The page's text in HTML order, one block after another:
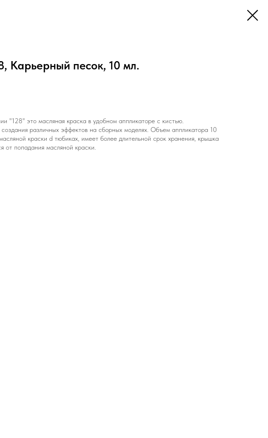
Карьерный песок, 10 мл.
"128" это масляная краска в удобном аппликаторе с кистью.
различных эффектов на сборных моделях. Объем аппликатора 10
краски d тюбиках, имеет более длительной срок хранения, крышка
от попадания масляной краски.